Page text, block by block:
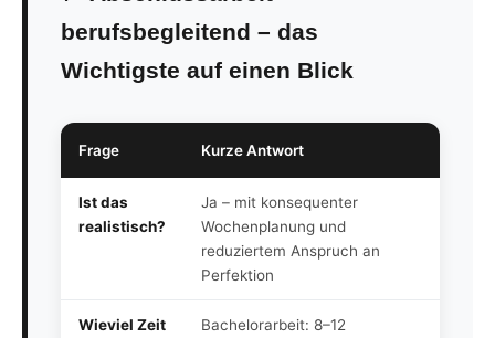
berufsbegleitend – das
Wichtigste auf einen Blick
Frage Kurze Antwort
Ist das
realistisch?
Ja – mit konsequenter
Wochenplanung und
reduziertem Anspruch an
Perfektion
Wieviel Zeit
Bachelorarbeit: 8–12